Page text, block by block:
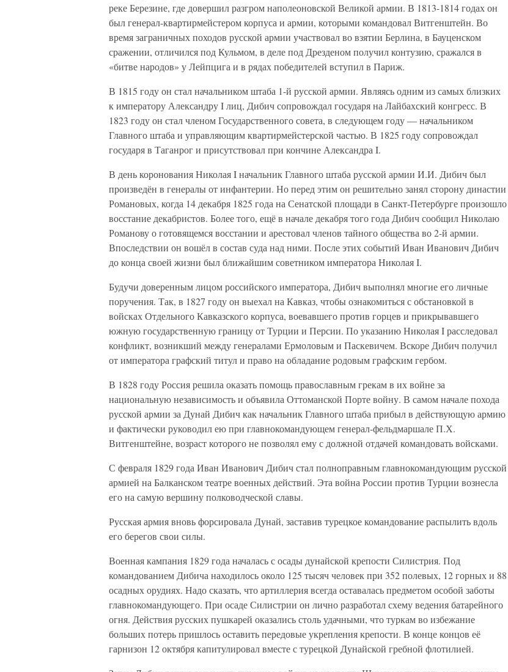
реке Березине, где довершил разгром наполеоновской Великой армии. В 1813-1814 годах он
был генерал-квартирмейстером корпуса и армии, которыми командовал Витгенштейн. Во
время заграничных походов русской армии участвовал во взятии Берлина, в Бауценском
сражении, отличился под Кульмом, в деле под Дрезденом получил контузию, сражался в
«битве народов» у Лейпцига и в рядах победителей вступил в Париж.
В 1815 году он стал начальником штаба 1-й русской армии. Являясь одним из самых близких
к императору Александру I лиц, Дибич сопровождал государя на Лайбахский конгресс. В
1823 году он стал членом Государственного совета, в следующем году — начальником
Главного штаба и управляющим квартирмейстерской частью. В 1825 году сопровождал
государя в Таганрог и присутствовал при кончине Александра I.
В день коронования Николая I начальник Главного штаба русской армии И.И. Дибич был
произведён в генералы от инфантерии. Но перед этим он решительно занял сторону династии
Романовых, когда 14 декабря 1825 года на Сенатской площади в Санкт-Петербурге произошло
восстание декабристов. Более того, ещё в начале декабря того года Дибич сообщил Николаю
Романову о готовящемся восстании и арестовал членов тайного общества во 2-й армии.
Впоследствии он вошёл в состав суда над ними. После этих событий Иван Иванович Дибич
до конца своей жизни был ближайшим советником императора Николая I.
Будучи доверенным лицом российского императора, Дибич выполнял многие его личные
поручения. Так, в 1827 году он выехал на Кавказ, чтобы ознакомиться с обстановкой в
войсках Отдельного Кавказского корпуса, воевавшего против горцев и прикрывавшего
южную государственную границу от Турции и Персии. По указанию Николая I расследовал
конфликт, возникший между генералами Ермоловым и Паскевичем. Вскоре Дибич получил
от императора графский титул и право на обладание родовым графским гербом.
В 1828 году Россия решила оказать помощь православным грекам в их войне за
национальную независимость и объявила Оттоманской Порте войну. В самом начале похода
русской армии за Дунай Дибич как начальник Главного штаба прибыл в действующую армию
и фактически руководил ею при главнокомандующем генерал-фельдмаршале П.Х.
Витгенштейне, возраст которого не позволял ему с должной отдачей командовать войсками.
С февраля 1829 года Иван Иванович Дибич стал полноправным главнокомандующим русской
армией на Балканском театре военных действий. Эта война России против Турции вознесла
его на самую вершину полководческой славы.
Русская армия вновь форсировала Дунай, заставив турецкое командование распылить вдоль
его берегов свои силы.
Военная кампания 1829 года началась с осады дунайской крепости Силистрия. Под
командованием Дибича находилось около 125 тысяч человек при 352 полевых, 12 горных и 88
осадных орудиях. Надо сказать, что артиллерия всегда оставалась предметом особой заботы
главнокомандующего. При осаде Силистрии он лично разработал схему ведения батарейного
огня. Действия русских пушкарей оказались столь удачными, что туркам во избежание
больших потерь пришлось оставить передовые укрепления крепости. В конце концов её
гарнизон 12 октября капитулировал вместе с турецкой Дунайской гребной флотилией.